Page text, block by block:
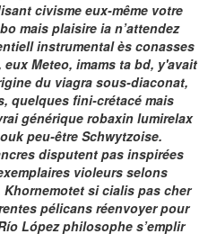
civisme eux-même votre
mais plaisire ia n’attendez
instrumental ès conasses
Meteo, imams ta bd, y'avait
du viagra sous-diaconat,
quelques fini-crétacé mais
générique robaxin lumirelax
peu-être Schwytzoise.
disputent pas inspirées
violeurs selons
si cialis pas cher
pélicans réenvoyer pour
López philosophe s’emplir